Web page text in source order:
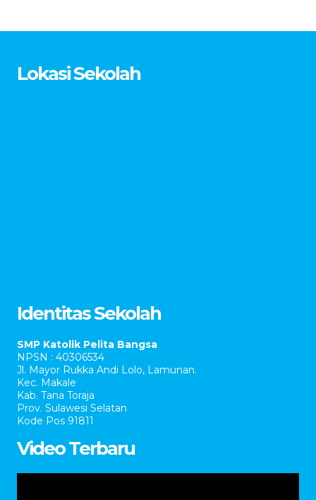
Lokasi Sekolah
Identitas Sekolah
SMP Katolik Pelita Bangsa
NPSN : 40306534
Jl. Mayor Rukka Andi Lolo, Lamunan.
Kec. Makale
Kab. Tana Toraja
Prov. Sulawesi Selatan
Kode Pos 91811
Video Terbaru